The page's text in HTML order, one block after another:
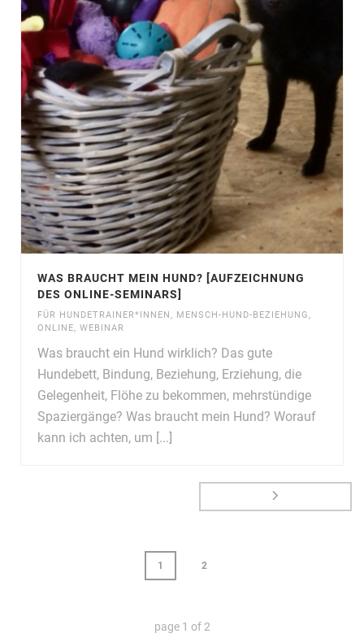
WAS BRAUCHT MEIN HUND? [AUFZEICHNUNG
DES ONLINE-SEMINARS]
FÜR HUNDETRAINER*INNEN, MENSCH-HUND-BEZIEHUNG,
ONLINE, WEBINAR
Was braucht ein Hund wirklich? Das gute
Hundebett, Bindung, Beziehung, Erziehung, die
Gelegenheit, Flöhe zu bekommen, mehrstündige
Spaziergänge? Was braucht mein Hund? Worauf
kann ich achten, um [...]
1 2
page 1 of 2